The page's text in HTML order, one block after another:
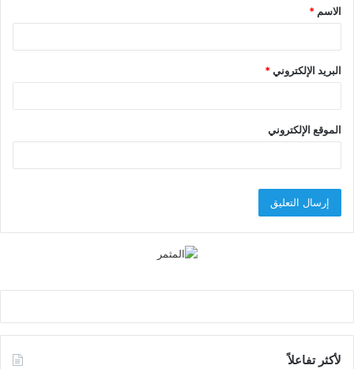
*
الاسم *
البريد الإلكتروني*
الموقع الإلكتروني
لأكثر تفاعلاً